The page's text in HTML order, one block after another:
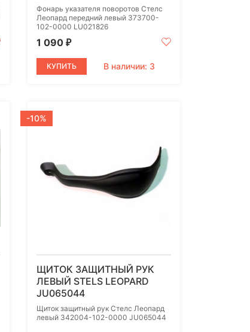
Фонарь указателя поворотов Стелс
Леопард передний левый 373700-
102-0000 LU021826
1 090 ₽
КУПИТЬ В наличии: 3
-10%
ЩИТОК ЗАЩИТНЫЙ РУК
ЛЕВЫЙ STELS LEOPARD
JU065044
Щиток защитный рук Стелс Леопард
левый 342004-102-0000 JU065044